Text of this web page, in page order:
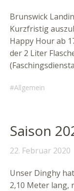
Brunswick
Kurzfristig
Happy Hour ab
der 2 Liter
Allgemein
Saison
22. Februar 2020
Unser Dinghy
2,10 Meter lang,